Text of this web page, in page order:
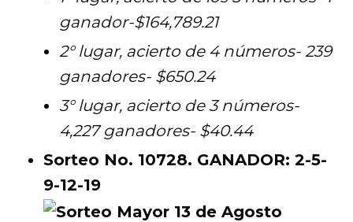
ganador-$164,789.21
2° lugar, acierto de 4 números- 239
ganadores- $650.24
3° lugar, acierto de 3 números-
4,227 ganadores- $40.44
Sorteo No. 10728. GANADOR: 2-5-
9-12-19